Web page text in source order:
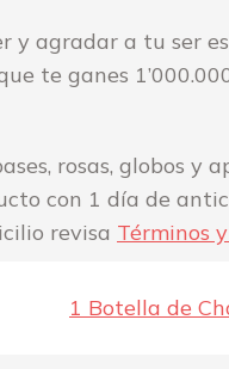
y agradar a tu ser
te ganes
rosas, globos
con 1 día de
revisa Términos
1 Botella de